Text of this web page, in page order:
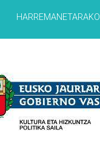
HARREMANETARAKO